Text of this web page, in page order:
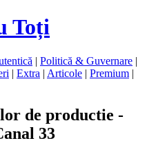
Toți
| Politică & Guvernare |
| Extra | Articole | Premium |
de productie -
33